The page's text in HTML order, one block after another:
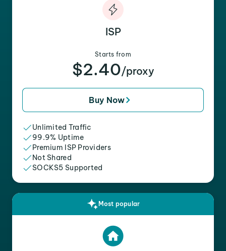
ISP
Starts from
$2.40/proxy
Buy Now
Unlimited Traffic
99.9% Uptime
Premium ISP Providers
Not Shared
SOCKS5 Supported
Most popular